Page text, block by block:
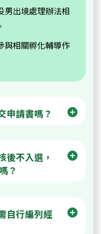
男出境處理辦法相
與相關孵化輔導作
申請書嗎？
後不入選，
？
自行編列經